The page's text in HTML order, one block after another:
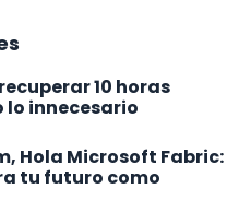
10 horas
innecesario
Hola Microsoft Fabric:
tu futuro como